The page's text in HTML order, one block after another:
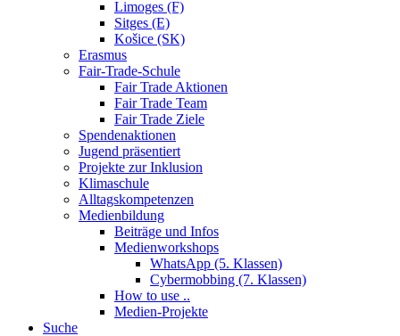
Limoges (F)
Sitges (E)
Košice (SK)
Erasmus
Fair-Trade-Schule
Fair Trade Aktionen
Fair Trade Team
Fair Trade Ziele
Spendenaktionen
Jugend präsentiert
Projekte zur Inklusion
Klimaschule
Alltagskompetenzen
Medienbildung
Beiträge und Infos
Medienworkshops
WhatsApp (5. Klassen)
Cybermobbing (7. Klassen)
How to use ..
Medien-Projekte
Suche